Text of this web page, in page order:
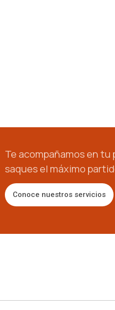
Te acompañamos en
saques el máximo
Conoce nuestros servicios